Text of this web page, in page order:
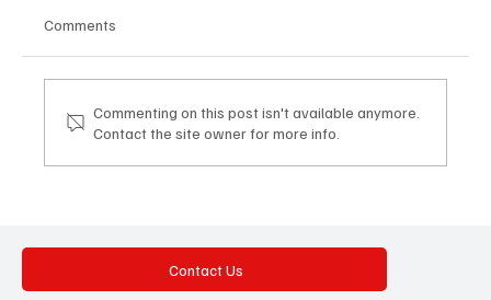
സമയമില്ല’; വിമർശനവുമായി രാജീവ്
ചന്ദ്രശേഖർ!
Comments
Commenting on this post isn't available anymore.
Contact the site owner for more info.
Contact Us